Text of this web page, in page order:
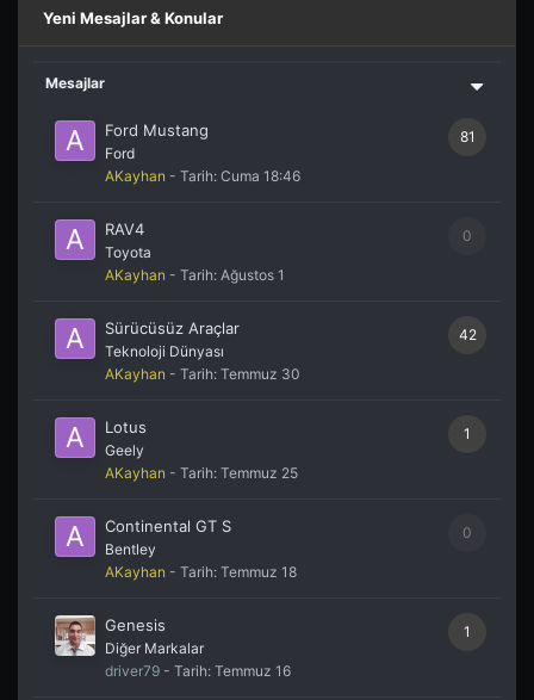
Yeni Mesajlar & Konular
Mesajlar
81
Ford Mustang
Ford
AKayhan - Tarih: Cuma 18:46
0
RAV4
Toyota
AKayhan - Tarih: Ağustos 1
42
Sürücüsüz Araçlar
Teknoloji Dünyası
AKayhan - Tarih: Temmuz 30
1
Lotus
Geely
AKayhan - Tarih: Temmuz 25
0
Continental GT S
Bentley
AKayhan - Tarih: Temmuz 18
1
Genesis
Diğer Markalar
driver79 - Tarih: Temmuz 16